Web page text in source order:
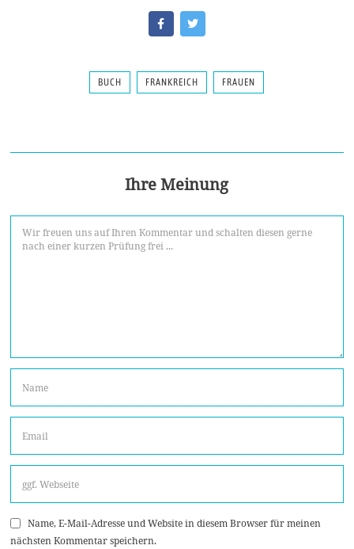
BUCH FRANKREICH FRAUEN
Ihre Meinung
Name, E-Mail-Adresse und Website in diesem Browser für meinen
nächsten Kommentar speichern.